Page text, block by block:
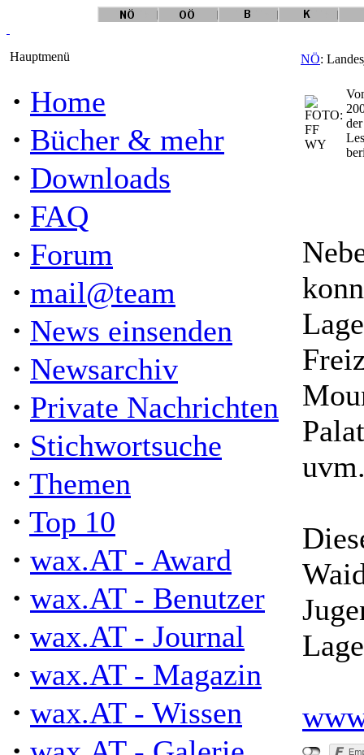
Hauptmenü
· Home
· Bücher & mehr
· Downloads
· FAQ
· Forum
· mail@team
· News einsenden
· Newsarchiv
· Private Nachrichten
· Stichwortsuche
· Themen
· Top 10
· wax.AT - Award
· wax.AT - Benutzer
· wax.AT - Journal
· wax.AT - Magazin
· wax.AT - Wissen
NÖ: